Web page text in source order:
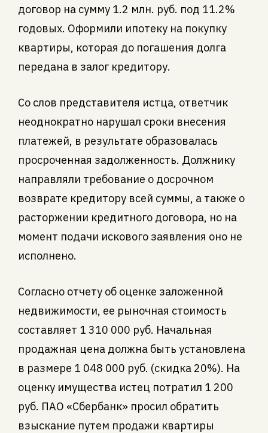
договор на сумму 1.2 млн. руб. под 11.2%
годовых. Оформили ипотеку на покупку
квартиры, которая до погашения долга
передана в залог кредитору.
Со слов представителя истца, ответчик
неоднократно нарушал сроки внесения
платежей, в результате образовалась
просроченная задолженность. Должнику
направляли требование о досрочном
возврате кредитору всей суммы, а также о
расторжении кредитного договора, но на
момент подачи искового заявления оно не
исполнено.
Согласно отчету об оценке заложенной
недвижимости, ее рыночная стоимость
составляет 1 310 000 руб. Начальная
продажная цена должна быть установлена
в размере 1 048 000 руб. (скидка 20%). На
оценку имущества истец потратил 1 200
руб. ПАО «Сбербанк» просил обратить
взыскание путем продажи квартиры